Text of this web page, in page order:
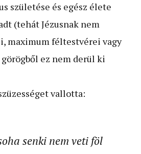
születése és egész élete
(tehát Jézusnak nem
maximum féltestvérei vagy
ez nem derül ki
vallotta:
senki nem veti föl